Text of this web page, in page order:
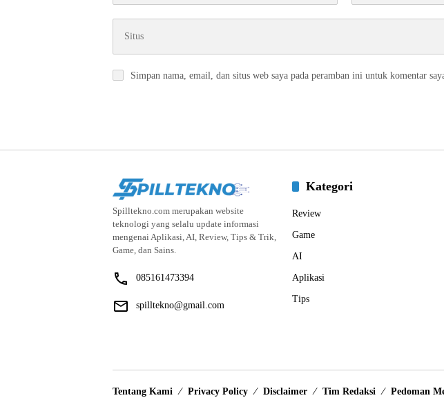
Simpan nama, email, dan situs web saya pada peramban ini untuk komentar
Spilltekno.com merupakan website
teknologi yang selalu update informasi
mengenai Aplikasi, AI, Review, Tips & Trik,
Game, dan Sains.
085161473394
spilltekno@gmail.com
Kategori
Review
Game
AI
Aplikasi
Tips
Tentang Kami Privacy Policy Disclaimer Tim Redaksi Pedoman